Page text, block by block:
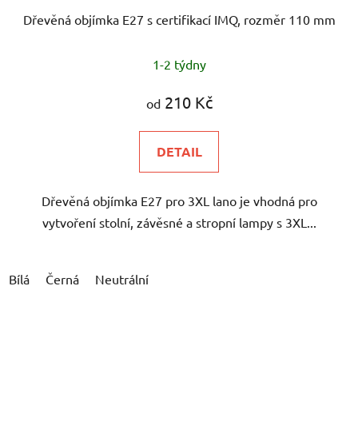
Dřevěná objímka E27 s certifikací IMQ, rozměr 110 mm
1-2 týdny
od210 Kč
DETAIL
Dřevěná objímka E27 pro 3XL lano je vhodná pro
vytvoření stolní, závěsné a stropní lampy s 3XL...
Bílá Černá Neutrální